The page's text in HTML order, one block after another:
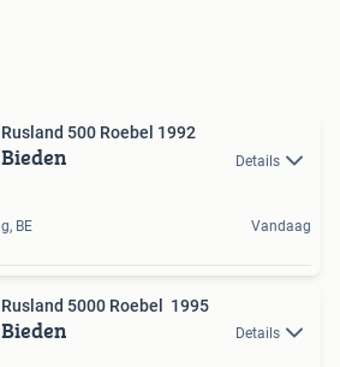
Rusland 500 Roebel 1992
Bieden Details
g, BE Vandaag
Rusland 5000 Roebel 1995
Bieden Details